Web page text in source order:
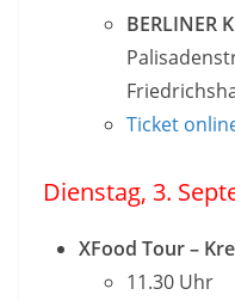
BERLINER
Ticket
Dienstag, 3.
XFood Tour –
11.30 Uhr